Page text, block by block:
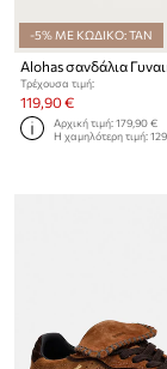
-5% ΜΕ ΚΩΔΙΚΟ: TAN
Τρέχουσα τιμή:
119,90 €
Αρχική τιμή:179,90 €
Η χαμηλότερη τιμή: